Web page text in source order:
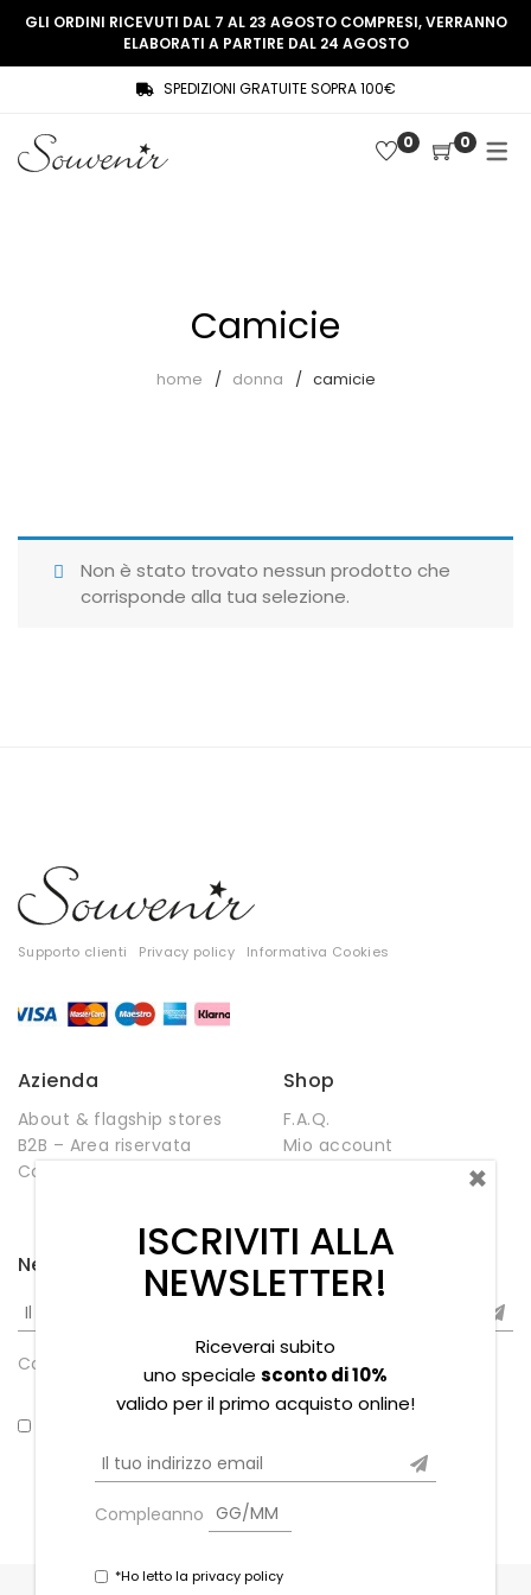
SHOP
Souvenir Privée
Giubbotti
Tute
Tutti
Gift Card
COLLEZIONE
THREE WOMEN, ONE MEMORY
GLI ORDINI RICEVUTI DAL 7 AL 23 AGOSTO COMPRESI, VERRANNO
ELABORATI A PARTIRE DAL 24 AGOSTO
SPEDIZIONI GRATUITE SOPRA 100€
0 0
Camicie
home donna camicie
Non è stato trovato nessun prodotto che
corrisponde alla tua selezione.
Supporto clienti Privacy policy Informativa Cookies
Azienda
About & flagship stores
B2B – Area riservata
Contatti
Shop
F.A.Q.
Mio account
Newsletter
Compleanno
ISCRIVITI ALLA
NEWSLETTER!
Riceverai subito
uno speciale sconto di 10%
valido per il primo acquisto online!
Compleanno
*Ho letto la privacy policy
×